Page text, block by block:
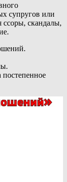
супругов или
ссоры, скандалы,
постепенное